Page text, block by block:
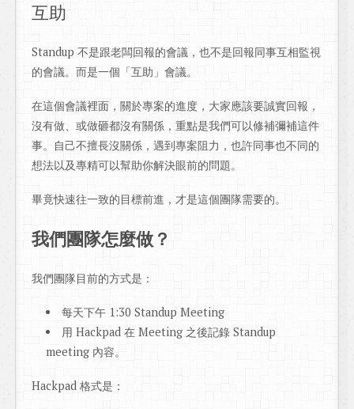
互助
Standup 不是跟老闆回報的會議，也不是回報同事互相監視
的會議。而是一個「互助」會議。
在這個會議裡面，關於專案的進度，大家應該要誠實回報，
沒有做、或做砸都沒有關係，重點是我們可以修補彌補這件
事。自己不擅長沒關係，遇到專案阻力，也許同事也不同的
想法以及專精可以幫助你解決眼前的問題。
畢竟快速往一致的目標前進，才是這個團隊需要的。
我們團隊怎麼做？
我們團隊目前的方式是：
每天下午 1:30 Standup Meeting
用 Hackpad 在 Meeting 之後記錄 Standup
meeting 內容。
Hackpad 格式是：